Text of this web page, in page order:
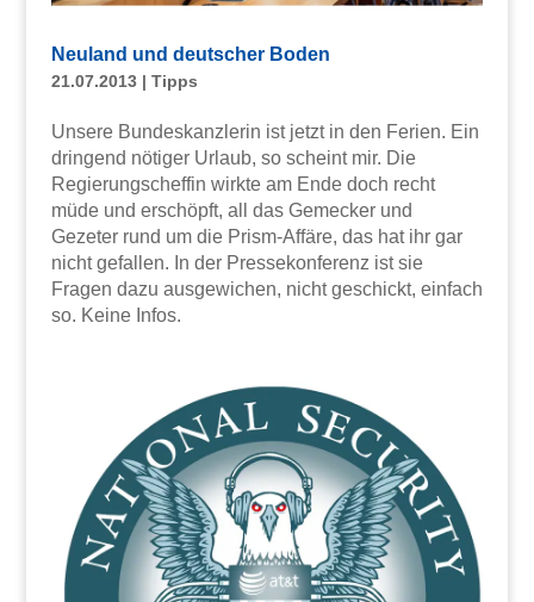
Neuland und deutscher Boden
21.07.2013| Tipps
Unsere Bundeskanzlerin ist jetzt in den Ferien. Ein
dringend nötiger Urlaub, so scheint mir. Die
Regierungscheffin wirkte am Ende doch recht
müde und erschöpft, all das Gemecker und
Gezeter rund um die Prism-Affäre, das hat ihr gar
nicht gefallen. In der Pressekonferenz ist sie
Fragen dazu ausgewichen, nicht geschickt, einfach
so. Keine Infos.